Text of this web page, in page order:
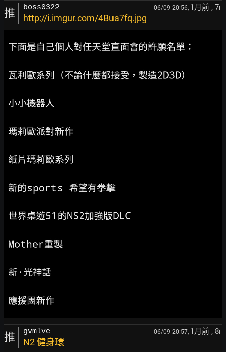
推 boss0322 06/09 20:56, 1月前 , 7F
http://i.imgur.com/4Bua7fq.jpg
推 gvmlve 06/09 20:57, 1月前 , 8F
N2 健身環